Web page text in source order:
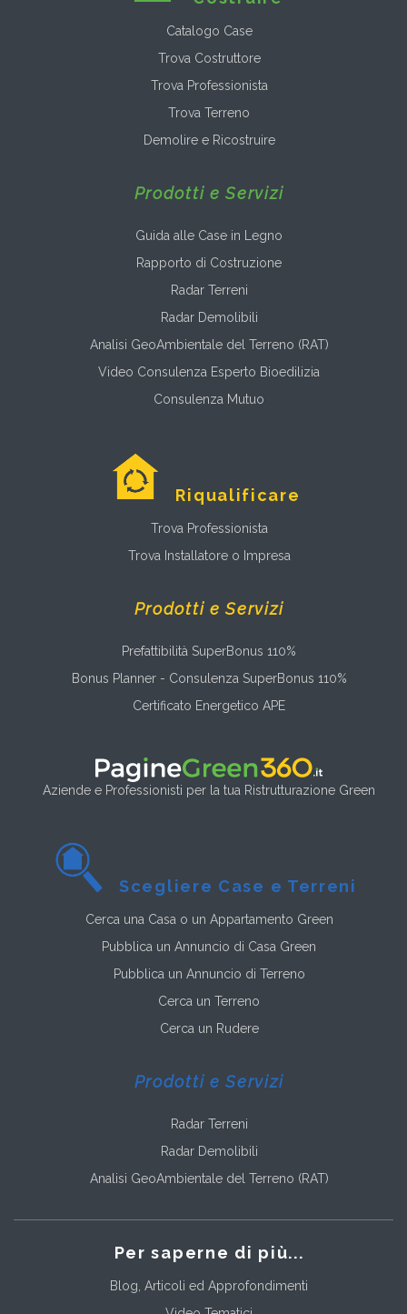
Catalogo Case
Trova Costruttore
Trova Professionista
Trova Terreno
Demolire e Ricostruire
Prodotti e Servizi
Guida alle Case in Legno
Rapporto di Costruzione
Radar Terreni
Radar Demolibili
Analisi GeoAmbientale del Terreno (RAT)
Video Consulenza Esperto Bioedilizia
Consulenza Mutuo
Riqualificare
Trova Professionista
Trova Installatore o Impresa
Prodotti e Servizi
Prefattibilità SuperBonus 110%
Bonus Planner - Consulenza SuperBonus 110%
Certificato Energetico APE
Aziende e Professionisti per la tua Ristrutturazione Green
Scegliere Case e Terreni
Cerca una Casa o un Appartamento Green
Pubblica un Annuncio di Casa Green
Pubblica un Annuncio di Terreno
Cerca un Terreno
Cerca un Rudere
Prodotti e Servizi
Radar Terreni
Radar Demolibili
Analisi GeoAmbientale del Terreno (RAT)
Per saperne di più...
Blog, Articoli ed Approfondimenti